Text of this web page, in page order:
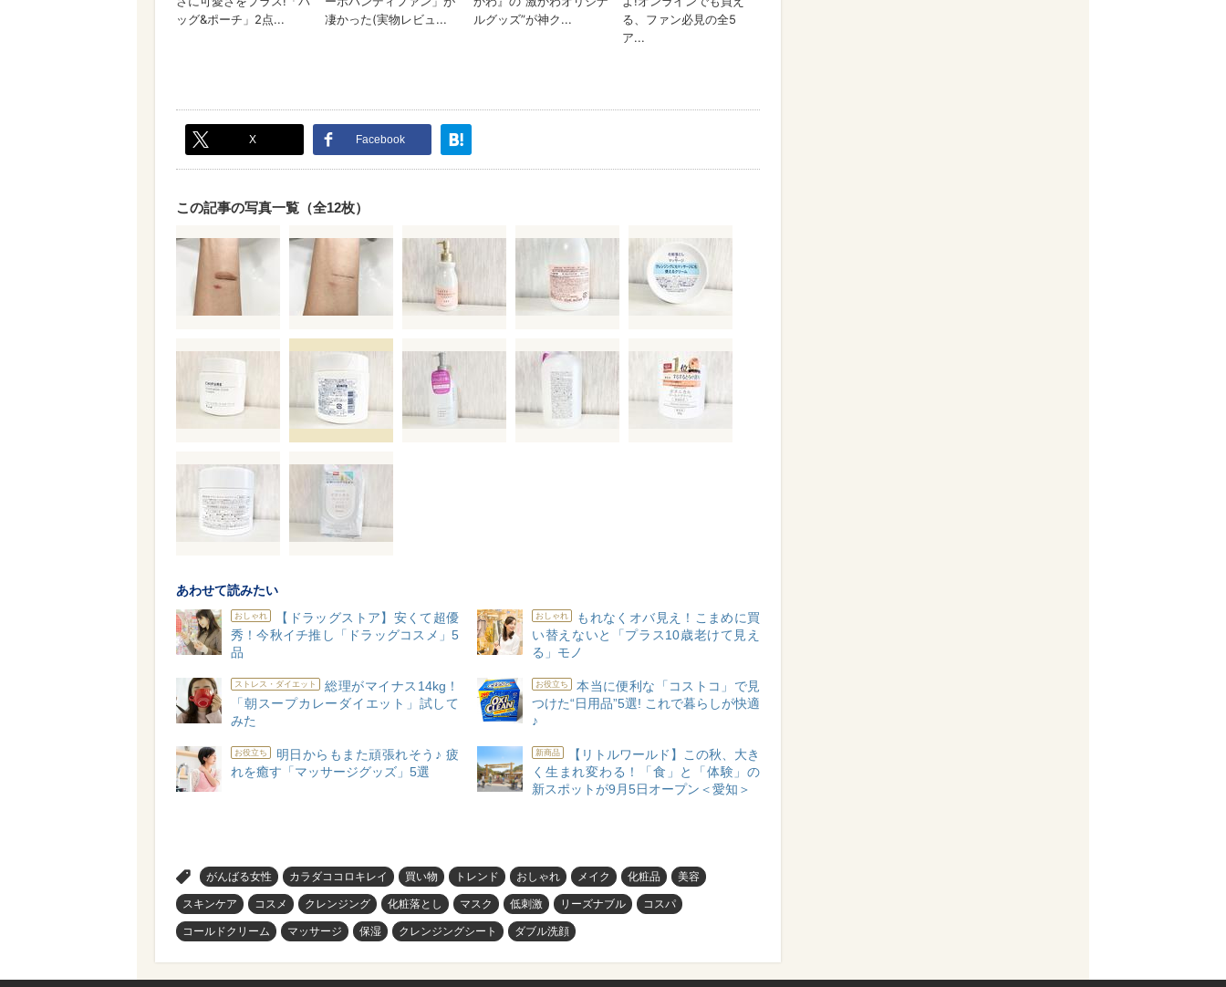
X Facebook
この記事の写真一覧（全12枚）
あわせて読みたい
おしゃれ
【ドラッグストア】安くて超優
秀！今秋イチ推し「ドラッグコスメ」5
品
おしゃれ
もれなくオバ見え！こまめに買
い替えないと「プラス10歳老けて見え
る」モノ
ストレス・ダイエット
総理がマイナス14kg！
「朝スープカレーダイエット」試して
みた
お役立ち
本当に便利な「コストコ」で見
つけた“日用品”5選! これで暮らしが快適
♪
お役立ち
明日からもまた頑張れそう♪ 疲
れを癒す「マッサージグッズ」5選
新商品
【リトルワールド】この秋、大き
く生まれ変わる！「食」と「体験」の
新スポットが9月5日オープン＜愛知＞
がんばる女性 カラダココロキレイ 買い物 トレンド おしゃれ メイク 化粧品 美容
スキンケア コスメ クレンジング 化粧落とし マスク 低刺激 リーズナブル コスパ
コールドクリーム マッサージ 保湿 クレンジングシート ダブル洗顔